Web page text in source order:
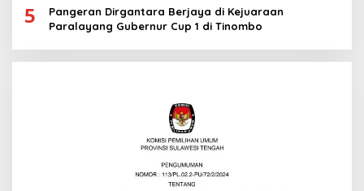
5
Pangeran Dirgantara Berjaya di Kejuaraan
Paralayang Gubernur Cup 1 di Tinombo